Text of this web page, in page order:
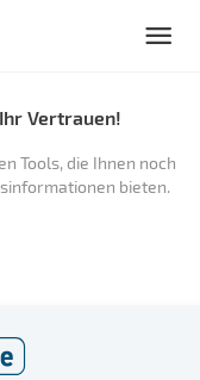
Vertrauen!
Tools, die Ihnen noch
bieten.